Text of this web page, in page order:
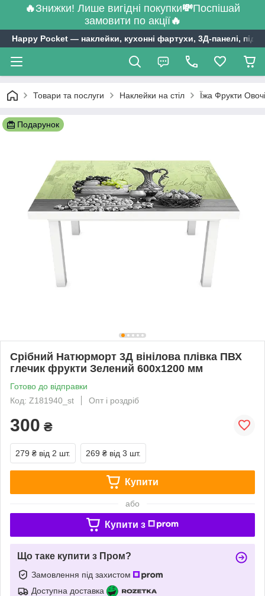
🔥Знижки! Лише вигідні покупки💸Поспішай
замовити по акції🔥
Happy Pocket ― наклейки, кухонні фартухи, 3Д-панелі,
Товари та послуги Наклейки на стіл Їжа Фрукти
Подарунок
Срібний Натюрморт 3Д вінілова плівка ПВХ
глечик фрукти Зелений 600х1200 мм
Готово до відправки
Код: Z181940_st
Опт і роздріб
300 ₴
279 ₴ від 2 шт. 269 ₴ від 3 шт.
Купити
або
Купити з
Що таке купити з Пром?
Замовлення під захистом
Доступна доставка